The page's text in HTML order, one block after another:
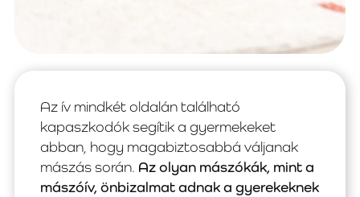
Az ív mindkét oldalán található
kapaszkodók segítik a gyermekeket
abban, hogy magabiztosabbá váljanak
mászás során. Az olyan mászókák, mint a
mászóív, önbizalmat adnak a gyerekeknek